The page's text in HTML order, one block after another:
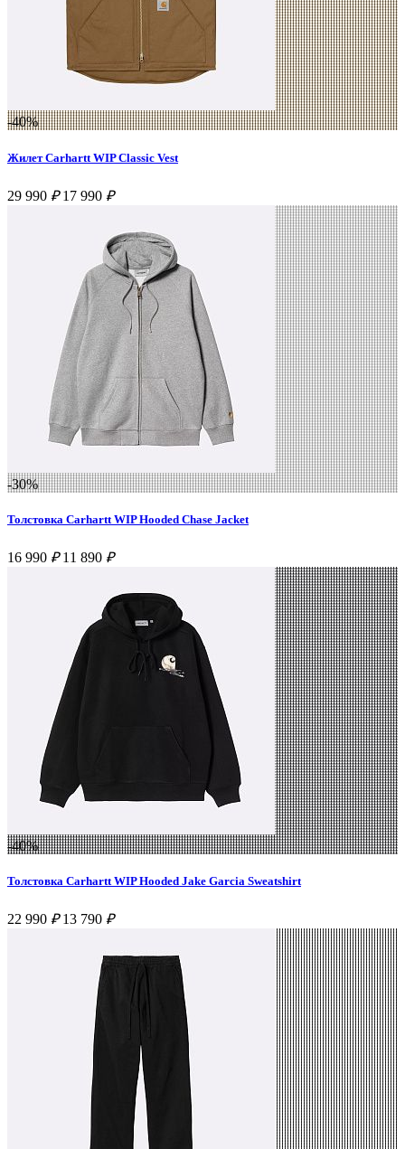
-40%
Жилет Carhartt WIP Classic Vest
29 990 ₽ 17 990 ₽
-30%
Толстовка Carhartt WIP Hooded Chase Jacket
16 990 ₽ 11 890 ₽
-40%
Толстовка Carhartt WIP Hooded Jake Garcia Sweatshirt
22 990 ₽ 13 790 ₽